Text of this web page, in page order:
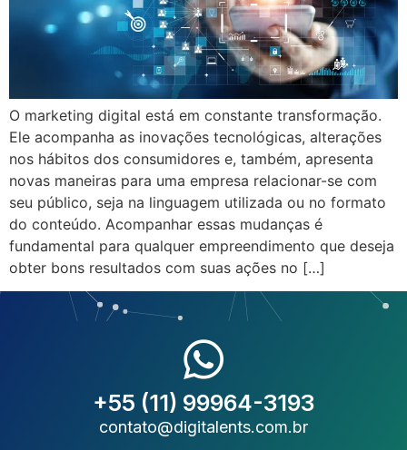
O marketing digital está em constante transformação.
Ele acompanha as inovações tecnológicas, alterações
nos hábitos dos consumidores e, também, apresenta
novas maneiras para uma empresa relacionar-se com
seu público, seja na linguagem utilizada ou no formato
do conteúdo. Acompanhar essas mudanças é
fundamental para qualquer empreendimento que deseja
obter bons resultados com suas ações no […]
+55 (11) 99964-3193
contato@digitalents.com.br